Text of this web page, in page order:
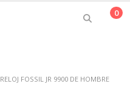
0
RELOJ FOSSIL JR 9900 DE HOMBRE